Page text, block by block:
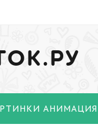
АНИМАЦИЯ